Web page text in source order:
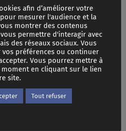
de nom de famille ?
et soutien aux aidants :
ce qui change en 2023
afin d’améliorer votre
mesurer l'audience et la
montrer des contenus
permettre d'interagir avec
des réseaux sociaux. Vous
vos préférences ou continuer
Vous pourrez mettre à
en cliquant sur le lien
site.
Tout refuser